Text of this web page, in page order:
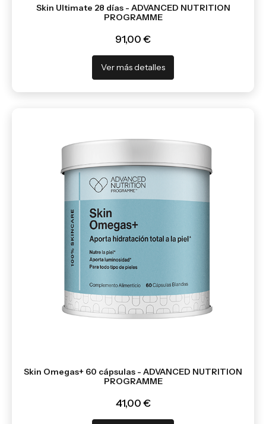
Skin Ultimate 28 días - ADVANCED NUTRITION
PROGRAMME
91,00 €
Ver más detalles
Skin Omegas+ 60 cápsulas - ADVANCED NUTRITION
PROGRAMME
41,00 €